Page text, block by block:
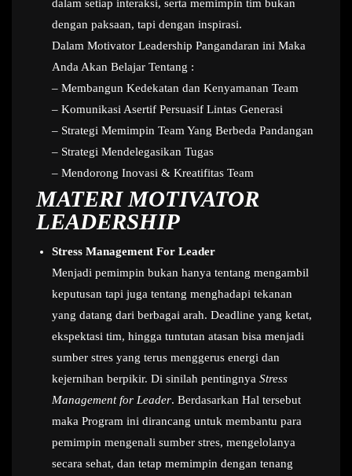
dalam setiap interaksi, serta memimpin tim bukan
dengan paksaan, tapi dengan inspirasi.
Dalam Motivator Leadership Pangandaran ini Maka
Anda Akan Belajar Tentang :
– Membangun Kedekatan dan Kenyamanan Team
– Komunikasi Asertif Persuasif Lintas Generasi
– Strategi Memimpin Team Yang Berbeda Pandangan
– Strategi Mendelegasikan Tugas
– Mendorong Inovasi & Kreatifitas Team
MATERI MOTIVATOR
LEADERSHIP
Stress Management For Leader
Menjadi pemimpin bukan hanya tentang mengambil
keputusan tapi juga tentang menghadapi tekanan
yang datang dari berbagai arah. Deadline yang ketat,
ekspektasi tim, hingga tuntutan atasan bisa menjadi
sumber stres yang terus menggerus energi dan
kejernihan berpikir. Di sinilah pentingnya Stress
Management for Leader. Berdasarkan Hal tersebut
maka Program ini dirancang untuk membantu para
pemimpin mengenali sumber stres, mengelolanya
secara sehat, dan tetap memimpin dengan tenang